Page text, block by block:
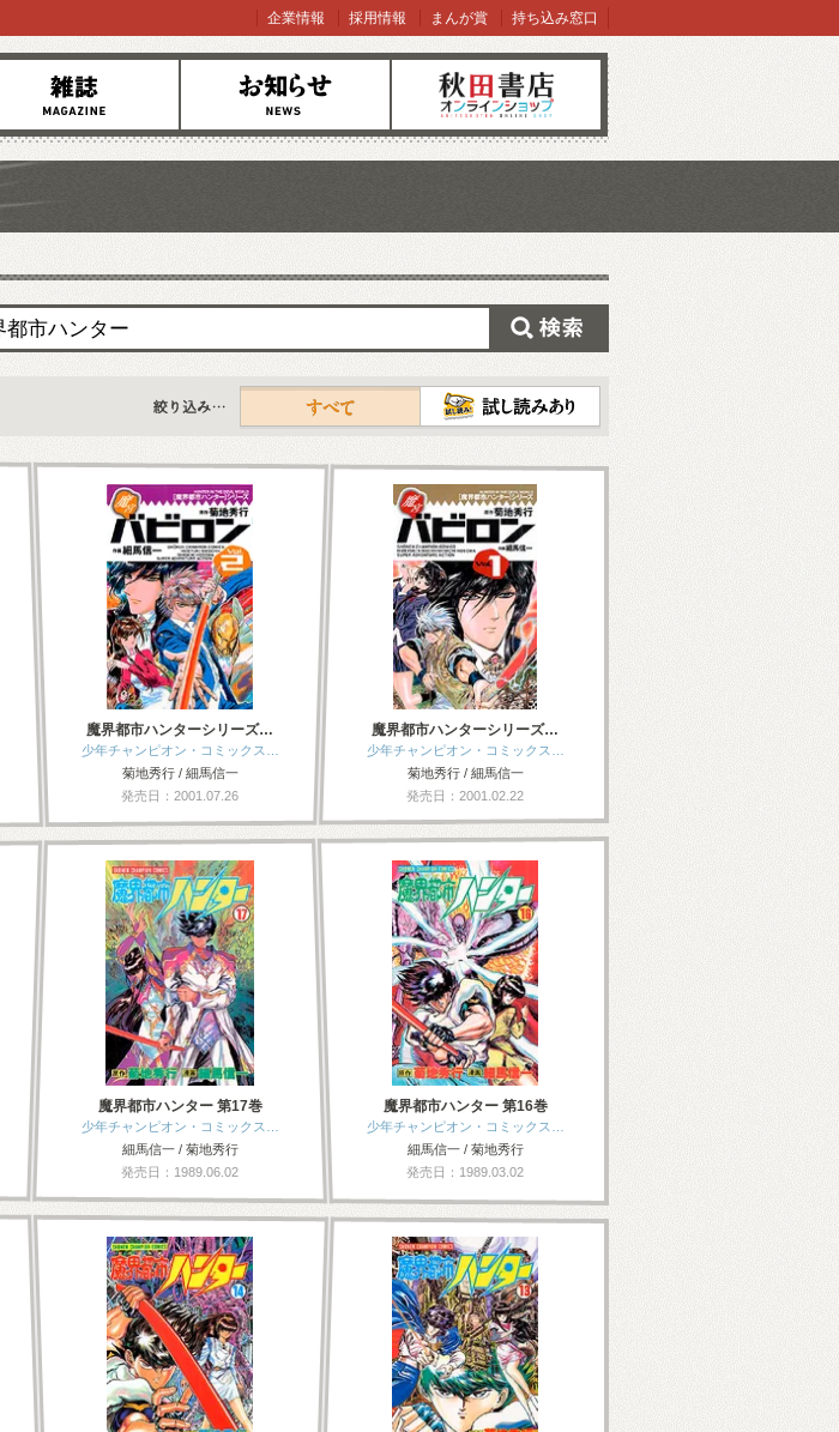
お知らせ オンラインショップ
企業情報 採用情報 まんが賞 持ち込み窓口
すべて
魔界都市ハンターシリーズ…
少年チャンピオン・コミックス…
菊地秀行 / 細馬信一
発売日：2001.07.26
魔界都市ハンターシリーズ…
少年チャンピオン・コミックス…
菊地秀行 / 細馬信一
発売日：2001.02.22
魔界都市ハンター 第17巻
少年チャンピオン・コミックス…
細馬信一 / 菊地秀行
発売日：1989.06.02
魔界都市ハンター 第16巻
少年チャンピオン・コミックス…
細馬信一 / 菊地秀行
発売日：1989.03.02